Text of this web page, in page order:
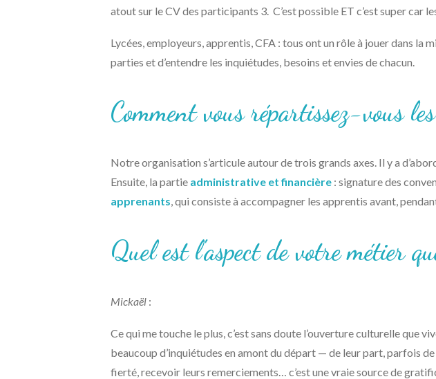
atout sur le CV des participants 3. C’est possible ET c’est super car
Lycées, employeurs, apprentis, CFA : tous ont un rôle à jouer dans la
parties et d’entendre les inquiétudes, besoins et envies de chacun.
Comment vous répartissez-vous
Notre organisation s’articule autour de trois grands axes. Il y a
Ensuite, la partie administrative et financière : signature des
apprenants, qui consiste à accompagner les apprentis avant,
Quel est l'aspect de votre métier
Mickaël :
Ce qui me touche le plus, c’est sans doute l’ouverture culturelle que
beaucoup d’inquiétudes en amont du départ — de leur part, parfois
fierté, recevoir leurs remerciements… c’est une vraie source de